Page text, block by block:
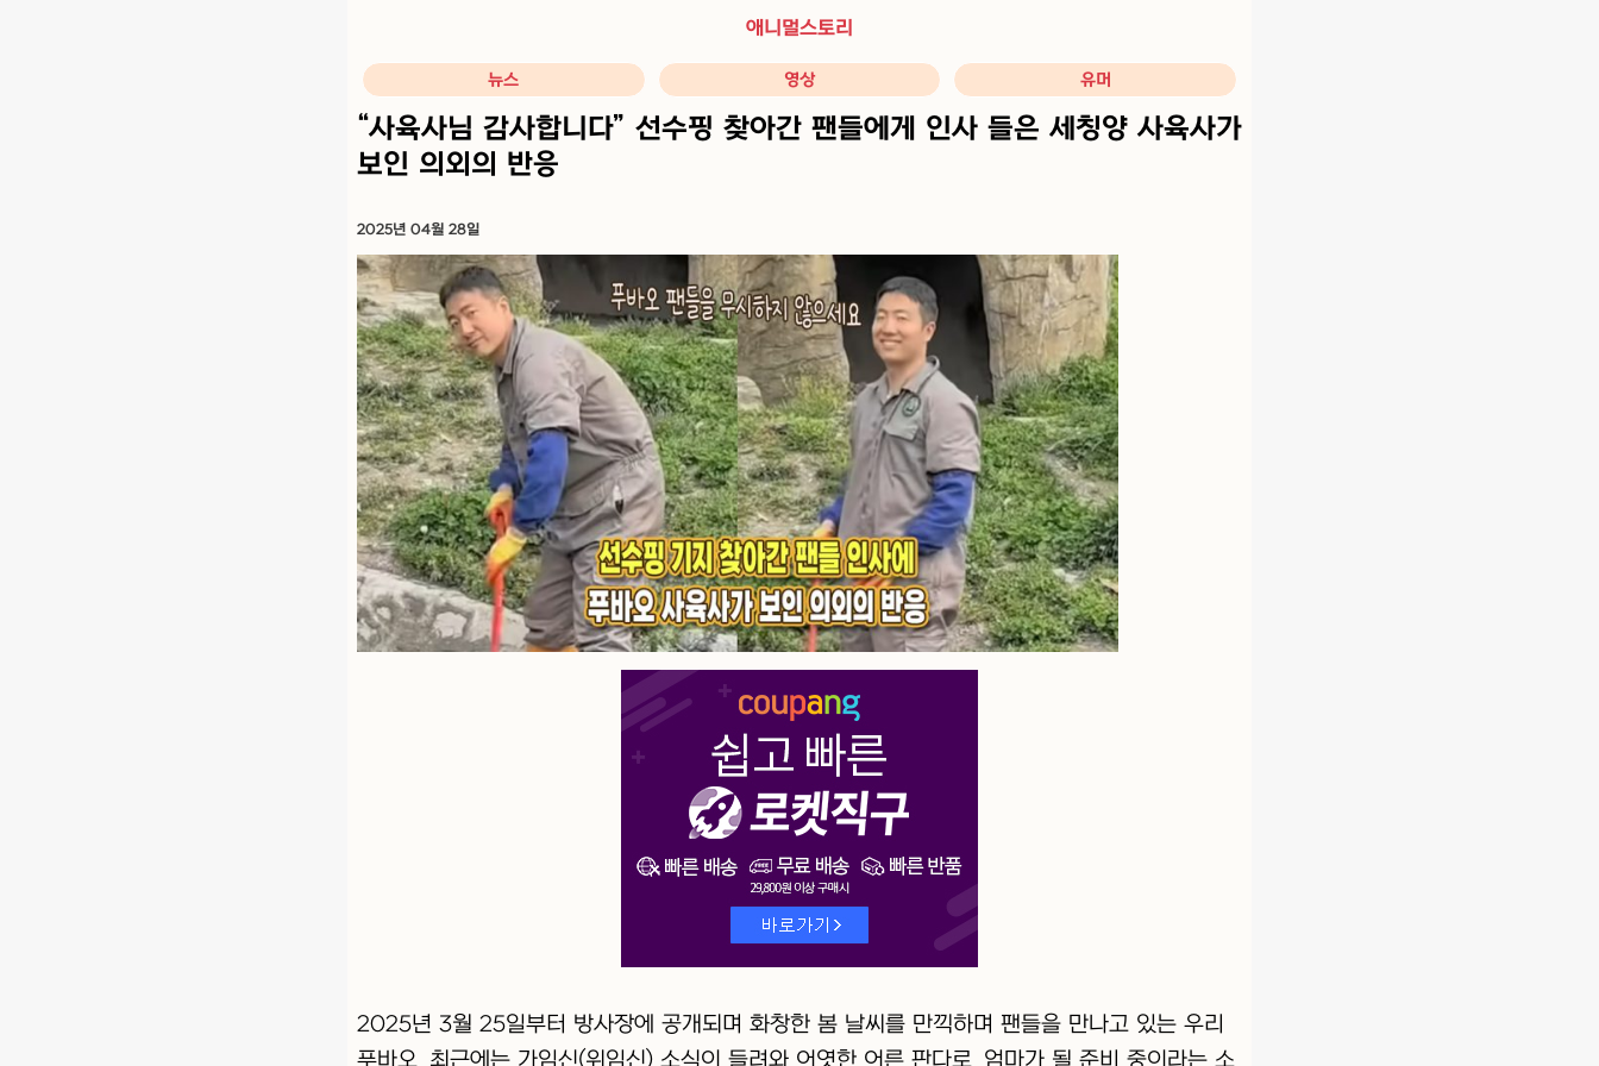
애니멀스토리
뉴스 영상 유머
“사육사님 감사합니다” 선수핑 찾아간 팬들에게 인사 들은 세칭양 사육사가
보인 의외의 반응
2025년 04월 28일
2025년 3월 25일부터 방사장에 공개되며 화창한 봄 날씨를 만끽하며 팬들을 만나고 있는 우리
푸바오. 최근에는 가임신(위임신) 소식이 들려와 어엿한 어른 판다로, 엄마가 될 준비 중이라는 소